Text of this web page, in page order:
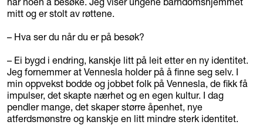
mitt og er stolt av røttene.
– Hva ser du når du er på besøk?
– Ei bygd i endring, kanskje litt på leit etter en ny identitet.
Jeg fornemmer at Vennesla holder på å finne seg selv. I
min oppvekst bodde og jobbet folk på Vennesla, de fikk få
impulser, det skapte nærhet og en egen kultur. I dag
pendler mange, det skaper større åpenhet, nye
atferdsmønstre og kanskje en litt mindre sterk identitet.